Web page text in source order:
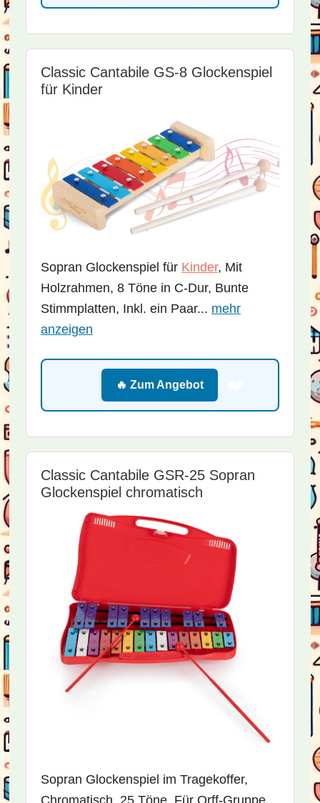
Classic Cantabile GS-8 Glockenspiel
für Kinder
Sopran Glockenspiel für Kinder, Mit
Holzrahmen, 8 Töne in C-Dur, Bunte
Stimmplatten, Inkl. ein Paar... mehr
anzeigen
🔥 Zum Angebot
Classic Cantabile GSR-25 Sopran
Glockenspiel chromatisch
Sopran Glockenspiel im Tragekoffer,